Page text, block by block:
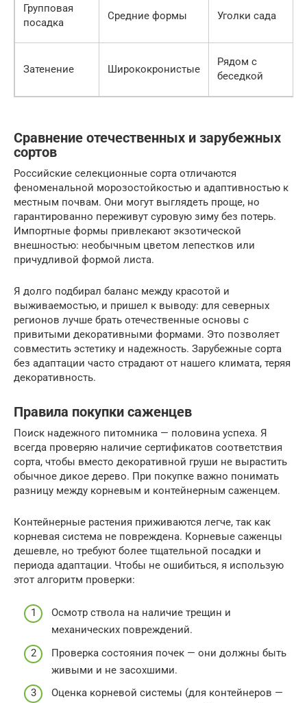
Групповая
посадка
Средние формы Уголки сада
Затенение Ширококронистые
Рядом с
беседкой
Сравнение отечественных и зарубежных
сортов
Российские селекционные сорта отличаются
феноменальной морозостойкостью и адаптивностью к
местным почвам. Они могут выглядеть проще, но
гарантированно переживут суровую зиму без потерь.
Импортные формы привлекают экзотической
внешностью: необычным цветом лепестков или
причудливой формой листа.
Я долго подбирал баланс между красотой и
выживаемостью, и пришел к выводу: для северных
регионов лучше брать отечественные основы с
привитыми декоративными формами. Это позволяет
совместить эстетику и надежность. Зарубежные сорта
без адаптации часто страдают от нашего климата, теряя
декоративность.
Правила покупки саженцев
Поиск надежного питомника — половина успеха. Я
всегда проверяю наличие сертификатов соответствия
сорта, чтобы вместо декоративной груши не вырастить
обычное дикое дерево. При покупке важно понимать
разницу между корневым и контейнерным саженцем.
Контейнерные растения приживаются легче, так как
корневая система не повреждена. Корневые саженцы
дешевле, но требуют более тщательной посадки и
периода адаптации. Чтобы не ошибиться, я использую
этот алгоритм проверки:
Осмотр ствола на наличие трещин и
механических повреждений.
Проверка состояния почек — они должны быть
живыми и не засохшими.
Оценка корневой системы (для контейнеров —